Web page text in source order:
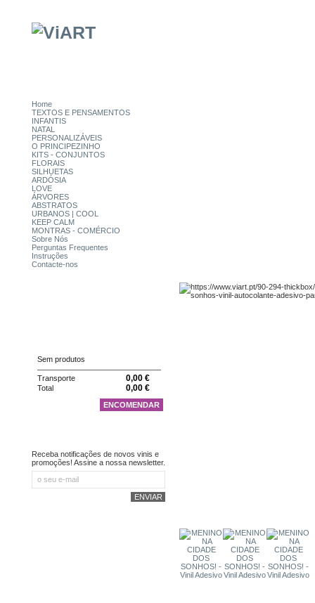
Home
TEXTOS E PENSAMENTOS
INFANTIS
NATAL
PERSONALIZÁVEIS
O PRINCIPEZINHO
KITS - CONJUNTOS
FLORAIS
SILHUETAS
ARDÓSIA
LOVE
ÁRVORES
ABSTRATOS
URBANOS | COOL
KEEP CALM
MONTRAS - COMÉRCIO
Sobre Nós
Perguntas Frequentes
Instruções
Contacte-nos
Sem produtos
Transporte 0,00 €
Total 0,00 €
ENCOMENDAR
Receba notificações de novos vinis e
promoções! Assine a nossa newsletter.